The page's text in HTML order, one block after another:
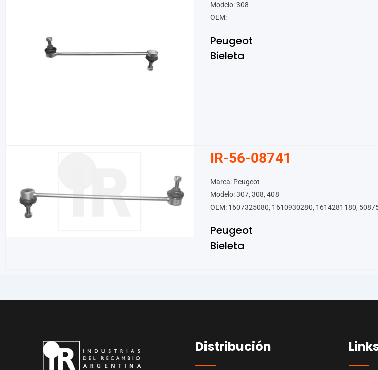
Modelo: 308
OEM:
Peugeot
Bieleta
IR-56-08741
Marca: Peugeot
Modelo: 307, 308, 408
OEM: 1607325080, 1610930280, 1614281180,
Peugeot
Bieleta
Distribución